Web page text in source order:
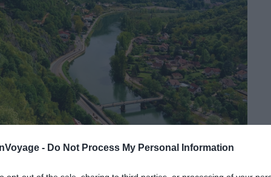
- Do Not Process My Personal Information